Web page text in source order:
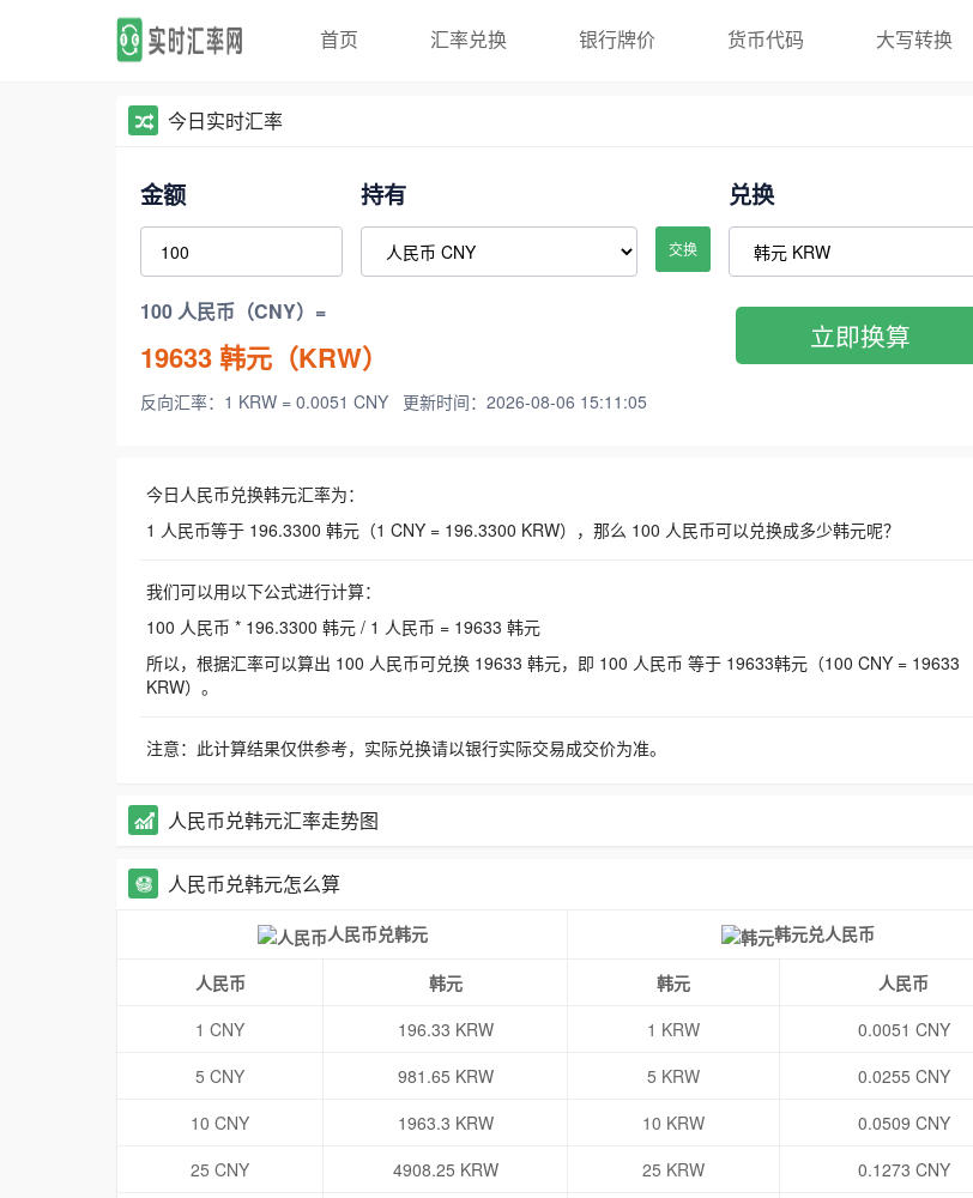
首页 汇率兑换 银行牌价 货币代码 大写转换
今日实时汇率
金额 持有
交换
兑换
100 人民币（CNY）=
19633韩元（KRW）
反向汇率：1 KRW = 0.0051 CNY 更新时间：2026-08-06 15:11:05
立即换算
今日人民币兑换韩元汇率为：
1 人民币等于 196.3300 韩元（1 CNY = 196.3300 KRW），那么 100 人民币可以兑换成多少韩元呢？
我们可以用以下公式进行计算：
100 人民币 * 196.3300 韩元 / 1 人民币 = 19633 韩元
所以，根据汇率可以算出 100 人民币可兑换 19633 韩元，即 100 人民币 等于 19633韩元（100 CNY = 19633
KRW）。
注意：此计算结果仅供参考，实际兑换请以银行实际交易成交价为准。
人民币兑韩元汇率走势图
人民币兑韩元怎么算
人民币兑韩元 韩元兑人民币
人民币 韩元 韩元
人民币
1 CNY
196.33 KRW 1 KRW
0.0051 CNY
5 CNY
981.65 KRW 5 KRW
0.0255 CNY
10 CNY
1963.3 KRW 10 KRW
0.0509 CNY
25 CNY
4908.25 KRW 25 KRW
0.1273 CNY